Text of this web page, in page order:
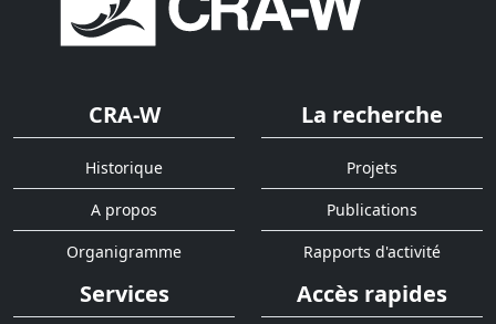
CRA-W
Historique
A propos
Organigramme
La recherche
Projets
Publications
Rapports d'activité
Services Accès rapides